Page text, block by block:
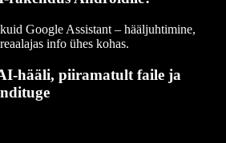
Google Assistant – hääljuhtimine,
info ühes kohas.
hääli, piiramatult faile ja